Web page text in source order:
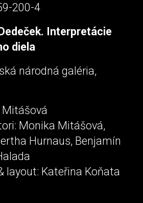
200-4
Interpretácie
diela
národná galéria,
Mitášová
Monika Mitášová,
Hurnaus, Benjamín
layout: Kateřina Koňata